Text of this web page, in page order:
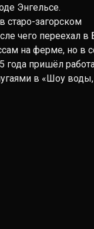
Энгельсе.
старо-загорском
чего переехал в
на ферме, но в
года пришёл
в «Шоу воды,